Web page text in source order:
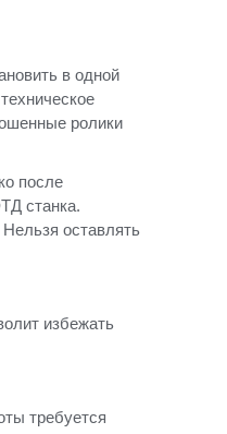
в одной
ролики
после
станка.
оставлять
избежать
требуется